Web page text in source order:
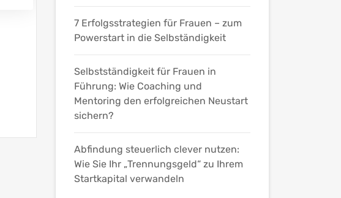
7 Erfolgsstrategien für Frauen – zum
Powerstart in die Selbständigkeit
Selbstständigkeit für Frauen in
Führung: Wie Coaching und
Mentoring den erfolgreichen Neustart
sichern?
Abfindung steuerlich clever nutzen:
Wie Sie Ihr „Trennungsgeld“ zu Ihrem
Startkapital verwandeln